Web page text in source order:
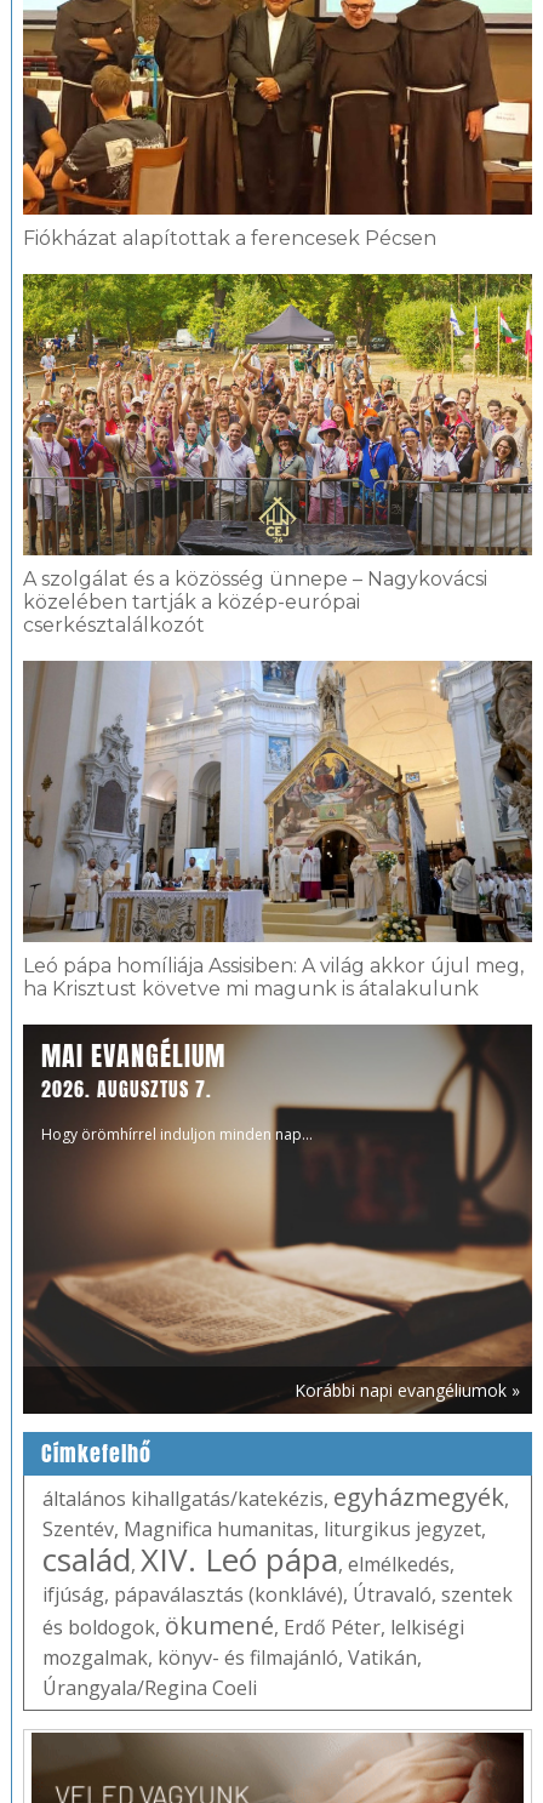
Fiókházat alapítottak a ferencesek Pécsen
A szolgálat és a közösség ünnepe – Nagykovácsi
közelében tartják a közép-európai
cserkésztalálkozót
Leó pápa homíliája Assisiben: A világ akkor újul meg,
ha Krisztust követve mi magunk is átalakulunk
MAI EVANGÉLIUM
2026. AUGUSZTUS 7.
Hogy örömhírrel induljon minden nap...
Korábbi napi evangéliumok »
Címkefelhő
általános kihallgatás/katekézis, egyházmegyék,
Szentév, Magnifica humanitas, liturgikus jegyzet,
család, XIV. Leó pápa, elmélkedés,
ifjúság, pápaválasztás (konklávé), Útravaló, szentek
és boldogok, ökumené, Erdő Péter, lelkiségi
mozgalmak, könyv- és filmajánló, Vatikán,
Úrangyala/Regina Coeli